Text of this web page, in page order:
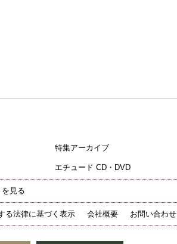
特集アーカイブ
エチュード CD・DVD
を見る
る法律に基づく表示 会社概要 お問い合わせ